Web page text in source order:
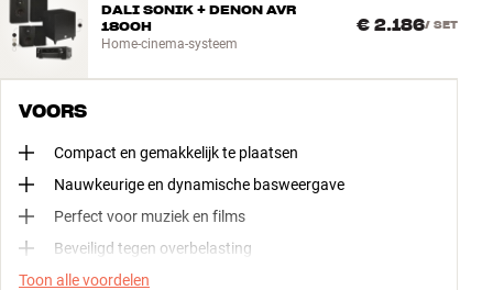
DALI SONIK + DENON AVR
1800H
Home-cinema-systeem
€ 2.186/ SET
VOORS
Compact en gemakkelijk te plaatsen
Nauwkeurige en dynamische basweergave
Perfect voor muziek en films
Beveiligd tegen overbelasting
Toon alle voordelen